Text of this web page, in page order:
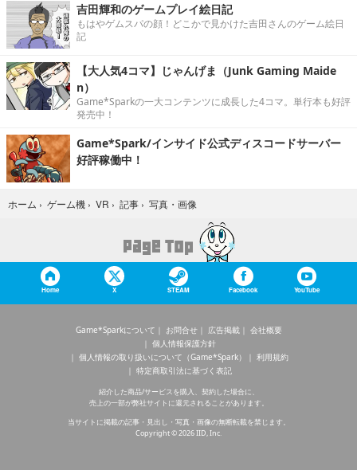
吉田輝和のゲームプレイ絵日記
もはやゲムスパの顔！どこかで見かけた吉田さんのゲーム絵日
記
【大人気4コマ】じゃんげま（Junk Gaming Maide
n）
Game*Sparkの一大コンテンツに成長した4コマ。単行本も好評
発売中！
Game*Spark/インサイド公式ディスコードサーバー
好評稼働中！
ホーム › ゲーム機 › VR › 記事 › 写真・画像
Home X STEAM Facebook YouTube
Game*Sparkについて お問合せ 広告掲載
会社概要
個人情報保護方針
個人情報の取り扱いについて（Game*Spark）
利用規約
特定商取引法に基づく表記
紹介した商品/サービスを購入、契約した場合に、
売上の一部が弊社サイトに還元されることがあります。
当サイトに掲載の記事・見出し・写真・画像の無断転載を禁じます。
Copyright © 2026 IID, Inc.